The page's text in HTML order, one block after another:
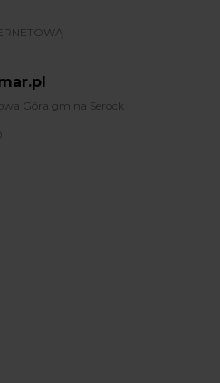
Góra gmina Serock